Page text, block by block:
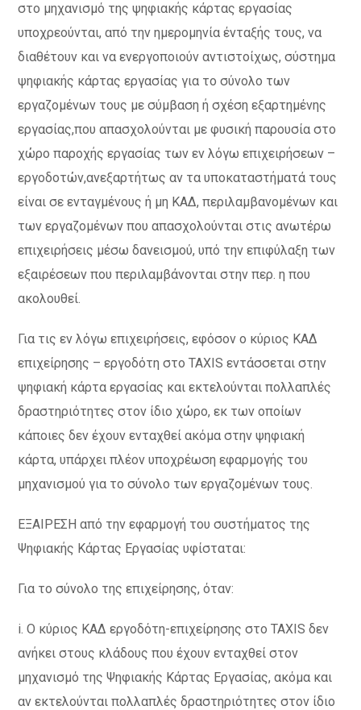
στο μηχανισμό της ψηφιακής κάρτας εργασίας
υποχρεούνται, από την ημερομηνία ένταξής τους, να
διαθέτουν και να ενεργοποιούν αντιστοίχως, σύστημα
ψηφιακής κάρτας εργασίας για το σύνολο των
εργαζομένων τους με σύμβαση ή σχέση εξαρτημένης
εργασίας,που απασχολούνται με φυσική παρουσία στο
χώρο παροχής εργασίας των εν λόγω επιχειρήσεων –
εργοδοτών,ανεξαρτήτως αν τα υποκαταστήματά τους
είναι σε ενταγμένους ή μη ΚΑΔ, περιλαμβανομένων και
των εργαζομένων που απασχολούνται στις ανωτέρω
επιχειρήσεις μέσω δανεισμού, υπό την επιφύλαξη των
εξαιρέσεων που περιλαμβάνονται στην περ. η που
ακολουθεί.
Για τις εν λόγω επιχειρήσεις, εφόσον ο κύριος ΚΑΔ
επιχείρησης – εργοδότη στο TAXIS εντάσσεται στην
ψηφιακή κάρτα εργασίας και εκτελούνται πολλαπλές
δραστηριότητες στον ίδιο χώρο, εκ των οποίων
κάποιες δεν έχουν ενταχθεί ακόμα στην ψηφιακή
κάρτα, υπάρχει πλέον υποχρέωση εφαρμογής του
μηχανισμού για το σύνολο των εργαζομένων τους.
ΕΞΑΙΡΕΣΗ από την εφαρμογή του συστήματος της
Ψηφιακής Κάρτας Εργασίας υφίσταται:
Για το σύνολο της επιχείρησης, όταν:
i. Ο κύριος ΚΑΔ εργοδότη-επιχείρησης στο TAXIS δεν
ανήκει στους κλάδους που έχουν ενταχθεί στον
μηχανισμό της Ψηφιακής Κάρτας Εργασίας, ακόμα και
αν εκτελούνται πολλαπλές δραστηριότητες στον ίδιο